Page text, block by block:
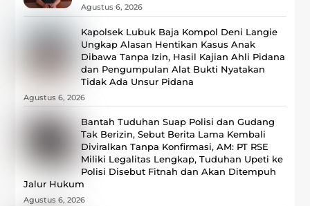
Agustus 6, 2026
Kapolsek Lubuk Baja Kompol Deni Langie
Ungkap Alasan Hentikan Kasus Anak
Dibawa Tanpa Izin, Hasil Kajian Ahli Pidana
dan Pengumpulan Alat Bukti Nyatakan
Tidak Ada Unsur Pidana
Agustus 6, 2026
Bantah Tuduhan Suap Polisi dan Gudang
Tak Berizin, Sebut Berita Lama Kembali
Diviralkan Tanpa Konfirmasi, ‎AM: PT RSE
Miliki Legalitas Lengkap, Tuduhan Upeti ke
Polisi Disebut Fitnah dan Akan Ditempuh
Jalur Hukum
Agustus 6, 2026